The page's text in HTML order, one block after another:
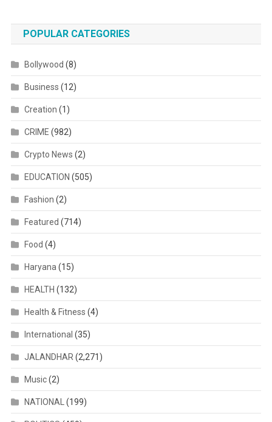
POPULAR CATEGORIES
Bollywood (8)
Business (12)
Creation (1)
CRIME (982)
Crypto News (2)
EDUCATION (505)
Fashion (2)
Featured (714)
Food (4)
Haryana (15)
HEALTH (132)
Health & Fitness (4)
International (35)
JALANDHAR (2,271)
Music(2)
NATIONAL (199)